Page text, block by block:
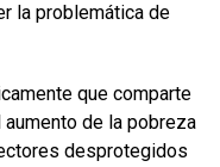
la problemática de
que comparte
de la pobreza
desprotegidos